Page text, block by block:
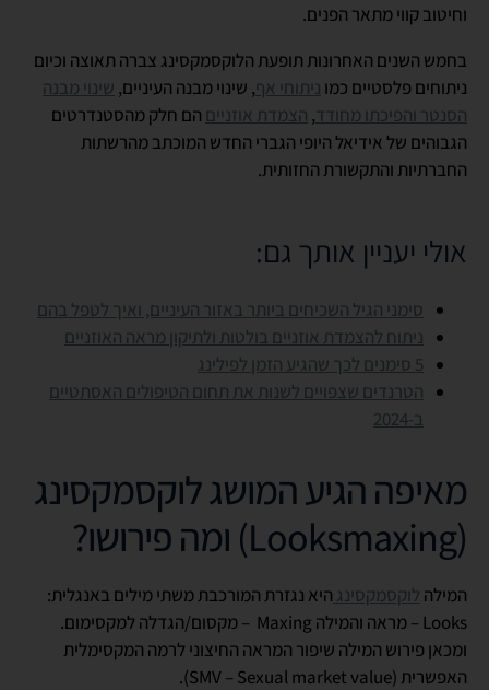
וחיטוב קווי מתאר הפנים.
בחמש השנים האחרונות תופעת הלוקסמקסינג צברה תאוצה וכיום
ניתוחים פלסטיים כמו ניתוחי אף, שינוי מבנה העיניים, שינוי מבנה
הסנטר והפיכתו מחודד , הצמדת אוזניים הם חלק מהסטנדרטים
הגבוהים של אידיאל היופי הגברי החדש המוכתב מהרשתות
החברתיות והתקשורת החזותית.
אולי יעניין אותך גם:
סימני הגיל השכיחים ביותר באזור העיניים, ואיך לטפל בהם
ניתוח להצמדת אוזניים בולטות ולתיקון מראה האוזניים
5 סימנים לכך שהגיע הזמן לפילינג
הטרנדים שצפויים לשנות את תחום הטיפולים האסתטיים
ב-2024
מאיפה הגיע המושג לוקסמקסינג
(Looksmaxing) ומה פירושו?
המילה לוקסמקסינג היא נגזרת המורכבת משתי מילים באנגלית:
Looks – מראה והמילה Maxing – מקסום/הגדלה למקסימום.
ומכאן פירוש המילה שיפור המראה החיצוני לרמה המקסימלית
האפשרית (SMV – Sexual market value).